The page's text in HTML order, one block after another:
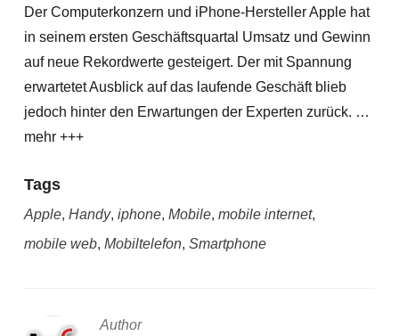
Der Computerkonzern und iPhone-Hersteller Apple hat
in seinem ersten Geschäftsquartal Umsatz und Gewinn
auf neue Rekordwerte gesteigert. Der mit Spannung
erwartetet Ausblick auf das laufende Geschäft blieb
jedoch hinter den Erwartungen der Experten zurück. …
mehr +++
Tags
Apple, Handy, iphone, Mobile, mobile internet,
mobile web, Mobiltelefon, Smartphone
Author